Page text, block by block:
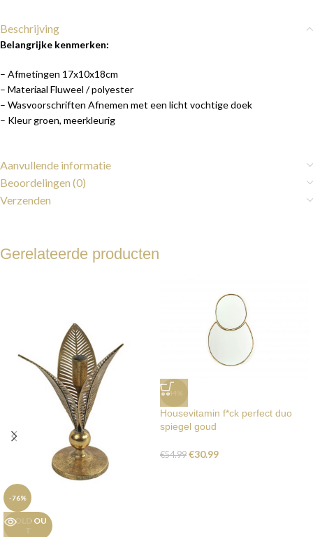
Beschrijving
Belangrijke kenmerken:
– Afmetingen 17x10x18cm
– Materiaal Fluweel / polyester
– Wasvoorschriften Afnemen met een licht vochtige doek
– Kleur groen, meerkleurig
Aanvullende informatie
Beoordelingen (0)
Verzenden
Gerelateerde producten
-76%
SOLD OU
T
-44%
Housevitamin f*ck perfect duo
spiegel goud
€54.99 €30.99